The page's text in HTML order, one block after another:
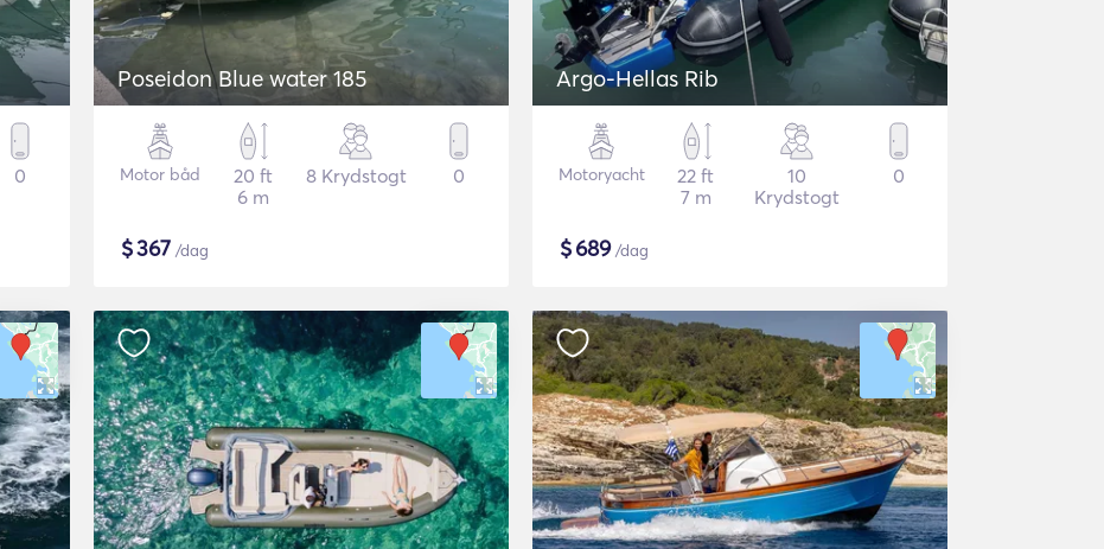
0
Poseidon Blue water 185
Motor båd
20 ft
6 m
8 Krydstogt 0
$367 /dag
Argo-Hellas Rib
Motoryacht
22 ft
7 m
10
Krydstogt
0
$689/dag